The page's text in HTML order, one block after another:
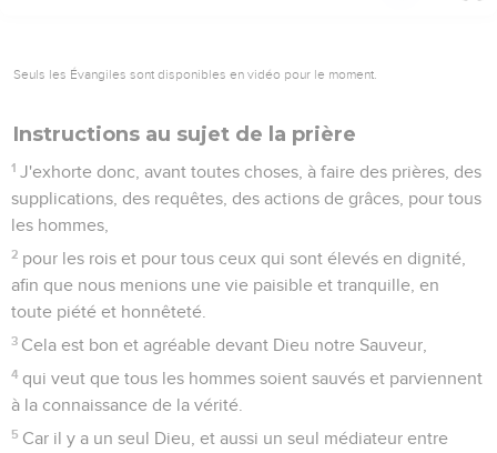
Seuls les Évangiles sont disponibles en vidéo pour le moment.
Instructions au sujet de la prière
1 J'exhorte donc, avant toutes choses, à faire des prières, des
supplications, des requêtes, des actions de grâces, pour tous
les hommes,
2 pour les rois et pour tous ceux qui sont élevés en dignité,
afin que nous menions une vie paisible et tranquille, en
toute piété et honnêteté.
3 Cela est bon et agréable devant Dieu notre Sauveur,
4 qui veut que tous les hommes soient sauvés et parviennent
à la connaissance de la vérité.
5 Car il y a un seul Dieu, et aussi un seul médiateur entre